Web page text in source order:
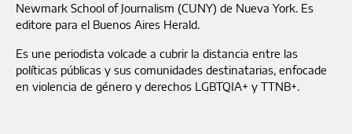
Newmark School of Journalism (CUNY) de Nueva York. Es
editore para el Buenos Aires Herald.
Es une periodista volcade a cubrir la distancia entre las
políticas públicas y sus comunidades destinatarias, enfocade
en violencia de género y derechos LGBTQIA+ y TTNB+.